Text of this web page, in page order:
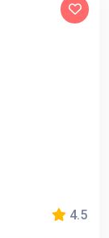
4.5